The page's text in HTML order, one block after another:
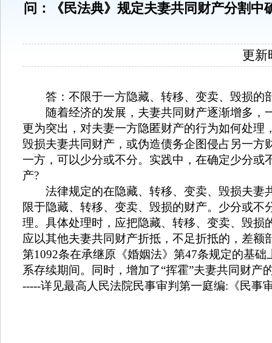
问：《民法典》规定夫妻共同财产分割
更新
答：不限于一方隐藏、转移、变卖、毁损的
随着经济的发展，夫妻共同财产逐渐增多
更为突出，对夫妻一方隐匿财产的行为如何处
毁损夫妻共同财产，或伪造债务企图侵占另一
一方，可以少分或不分。实践中，在确定少分
产?
法律规定的在隐藏、转移、变卖、毁损夫
限于隐藏、转移、变卖、毁损的财产。少分或
理。具体处理时，应把隐藏、转移、变卖、毁
应以其他夫妻共同财产折抵，不足折抵的，差
第1092条在承继原《婚姻法》第47条规定的基础
系存续期间。同时，增加了“挥霍”夫妻共同财产
-----详见最高人民法院民事审判第一庭编: 《民事